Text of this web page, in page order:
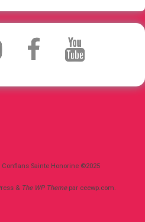
Sainte Honorine ©2025
& The WPThemepar ceewp.com.